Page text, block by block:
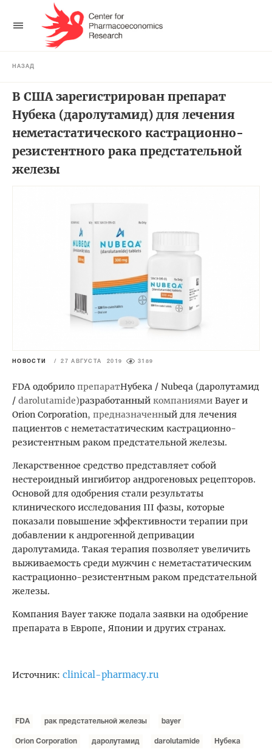
НАЗАД
В США зарегистрирован препарат
Нубека (даролутамид) для лечения
неметастатического кастрационно-
резистентного рака предстательной
железы
НОВОСТИ / 27 АВГУСТА 2019 3189
FDA одобрило препаратНубека / Nubeqa (даролутамид
/ darolutamide)разработанный компаниями Bayer и
Orion Corporation, предназначенный для лечения
пациентов с неметастатическим кастрационно-
резистентным раком предстательной железы.
Лекарственное средство представляет собой
нестероидный ингибитор андрогеновых рецепторов.
Основой для одобрения стали результаты
клинического исследования III фазы, которые
показали повышение эффективности терапии при
добавлении к андрогенной депривации
даролутамида. Такая терапия позволяет увеличить
выживаемость среди мужчин с неметастатическим
кастрационно-резистентным раком предстательной
железы.
Компания Bayer также подала заявки на одобрение
препарата в Eвропе, Японии и других странах.
Источник: clinical-pharmacy.ru
FDA рак предстательной железы bayer
Orion Corporation даролутамид darolutamide Нубека